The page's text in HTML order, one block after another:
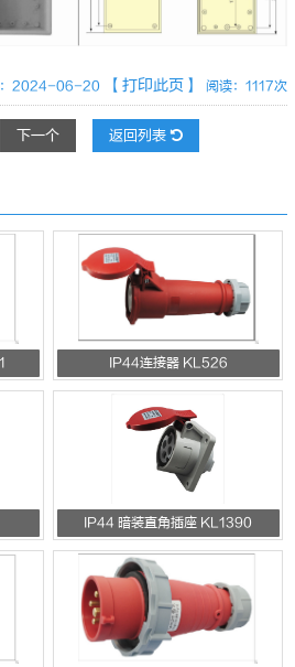
：2024-06-20 【打印此页】 阅读：1117次
下一个 返回列表
IP44连接器 KL526
IP44 暗装直角插座 KL1390